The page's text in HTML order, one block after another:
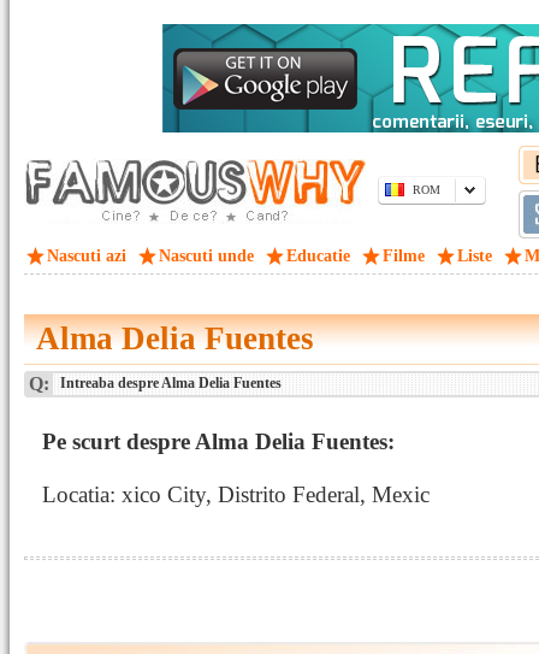
ROM
Nascuti azi Nascuti unde Educatie Filme Liste
Alma Delia Fuentes
Q: Intreaba despre Alma Delia Fuentes
Pe scurt despre Alma Delia Fuentes:
Locatia: xico City, Distrito Federal, Mexic